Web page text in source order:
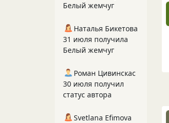
Белый жемчуг
Наталья Бикетова
31 июля получила
Белый жемчуг
Роман Цивинскас
30 июля получил
статус автора
Svetlana Efimova